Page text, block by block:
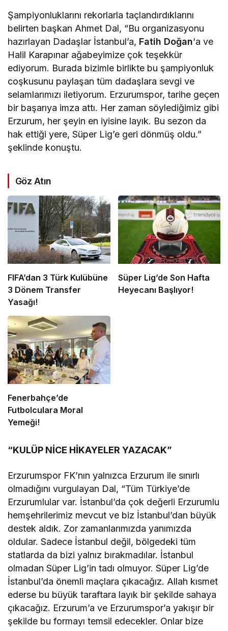
Şampiyonluklarını rekorlarla taçlandırdıklarını
belirten başkan Ahmet Dal, “Bu organizasyonu
hazırlayan Dadaşlar İstanbul’a, Fatih Doğan‘a ve
Halil Karapınar ağabeyimize çok teşekkür
ediyorum. Burada bizimle birlikte bu şampiyonluk
coşkusunu paylaşan tüm dadaşlara sevgi ve
selamlarımızı iletiyorum. Erzurumspor, tarihe geçen
bir başarıya imza attı. Her zaman söylediğimiz gibi
Erzurum, her şeyin en iyisine layık. Bu sezon da
hak ettiği yere, Süper Lig’e geri dönmüş oldu.”
şeklinde konuştu.
Göz Atın
FIFA’dan 3 Türk Kulübüne
3 Dönem Transfer
Yasağı!
Süper Lig’de Son Hafta
Heyecanı Başlıyor!
Fenerbahçe’de
Futbolculara Moral
Yemeği!
“KULÜP NİCE HİKAYELER YAZACAK”
Erzurumspor FK’nın yalnızca Erzurum ile sınırlı
olmadığını vurgulayan Dal, “Tüm Türkiye’de
Erzurumlular var. İstanbul’da çok değerli Erzurumlu
hemşehrilerimiz mevcut ve biz İstanbul’dan büyük
destek aldık. Zor zamanlarımızda yanımızda
oldular. Sadece İstanbul değil, bölgedeki tüm
statlarda da bizi yalnız bırakmadılar. İstanbul
olmadan Süper Lig’in tadı olmuyor. Süper Lig’de
İstanbul’da önemli maçlara çıkacağız. Allah kısmet
ederse bu büyük taraftara layık bir şekilde sahaya
çıkacağız. Erzurum’a ve Erzurumspor’a yakışır bir
şekilde bu formayı temsil edecekler. Onlar bize